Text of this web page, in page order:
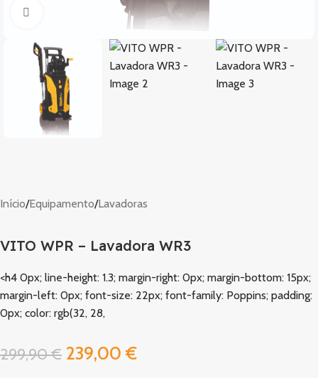
Clique para ampliar
Início/Equipamento/Lavadoras
VITO WPR – Lavadora WR3
<h4 0px; line-height: 1.3; margin-right: 0px; margin-bottom: 15px;
margin-left: 0px; font-size: 22px; font-family: Poppins; padding:
0px; color: rgb(32, 28,
299,90€ 239,00 €